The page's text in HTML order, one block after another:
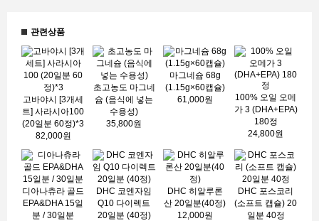
관련상품
고바야시 [3개세
트] 사라시아100
(20일분 60정)*3
82,000원
초고농도 마그네
슘 (음식에 넣는
수용성)
35,800원
마그네슘 68g
(1.15g×60캡슐)
61,000원
100% 오일 오메
가 3 (DHA+EPA)
180정
24,800원
디아나츄라 골드
EPA&DHA 15일
분 / 30일분
DHC 코엔자임
Q10 다이렉트
20일분 (40정)
DHC 히알루론
산 20일분(40정)
12,000원
DHC 포스코리
(소프트 캡슐) 20
일분 40정